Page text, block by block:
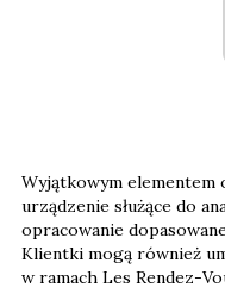
Wyjątkowym elementem
urządzenie służące do
opracowanie
Klientki mogą również
w ramach Les Rendez-